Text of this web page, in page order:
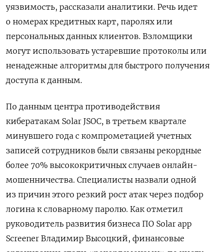
уязвимость, рассказали аналитики. Речь идет
о номерах кредитных карт, паролях или
персональных данных клиентов. Взломщики
могут использовать устаревшие протоколы или
ненадежные алгоритмы для быстрого получения
доступа к данным.
По данным центра противодействия
кибератакам Solar JSOC, в третьем квартале
минувшего года с компрометацией учетных
записей сотрудников были связаны рекордные
более 70% высококритичных случаев онлайн-
мошенничества. Специалисты назвали одной
из причин этого резкий рост атак через подбор
логина к словарному паролю. Как отметил
руководитель развития бизнеса ПО Solar app
Screener Владимир Высоцкий, финансовые